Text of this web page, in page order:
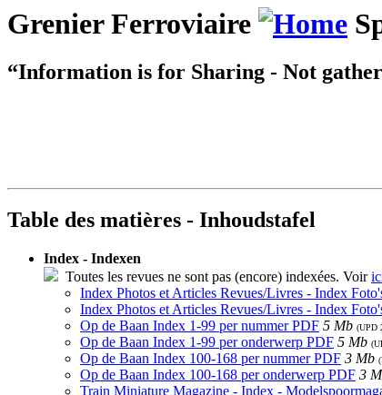
Grenier Ferroviaire
“Information is for Sharing - Not
Table des matières - Inhoudstafel
Index - Indexen
Toutes les revues ne sont pas (encore) indexées. Voir
Index Photos et Articles Revues/Livres - Index
Index Photos et Articles Revues/Livres - Index
Op de Baan Index 1-99 per nummer PDF 5 Mb (UPD
Op de Baan Index 1-99 per onderwerp PDF 5 Mb
Op de Baan Index 100-168 per nummer PDF 3 Mb
Op de Baan Index 100-168 per onderwerp PDF 3
Train Miniature Magazine - Index -